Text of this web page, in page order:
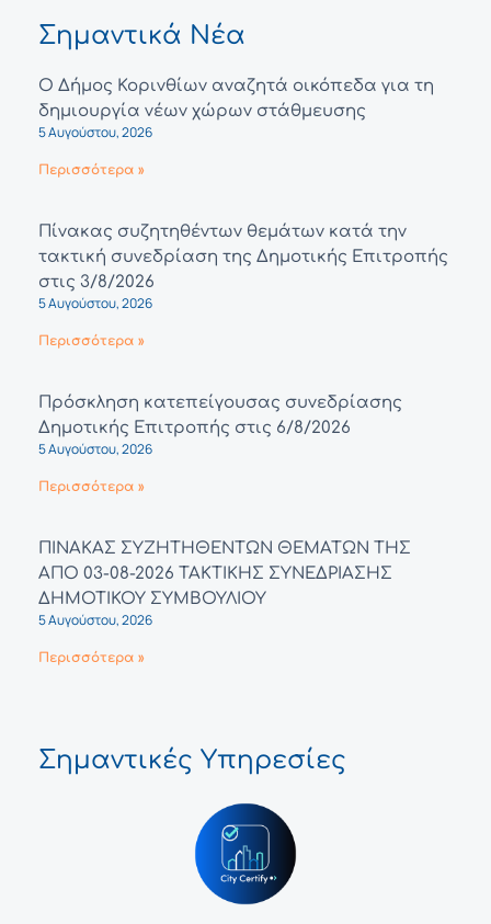
Σημαντικά Νέα
Ο Δήμος Κορινθίων αναζητά οικόπεδα για τη
δημιουργία νέων χώρων στάθμευσης
5 Αυγούστου, 2026
Περισσότερα »
Πίνακας συζητηθέντων θεμάτων κατά την
τακτική συνεδρίαση της Δημοτικής Επιτροπής
στις 3/8/2026
5 Αυγούστου, 2026
Περισσότερα »
Πρόσκληση κατεπείγουσας συνεδρίασης
Δημοτικής Επιτροπής στις 6/8/2026
5 Αυγούστου, 2026
Περισσότερα »
ΠΙΝΑΚΑΣ ΣΥΖΗΤΗΘΕΝΤΩΝ ΘΕΜΑΤΩΝ ΤΗΣ
ΑΠΟ 03-08-2026 ΤΑΚΤΙΚΗΣ ΣΥΝΕΔΡΙΑΣΗΣ
ΔΗΜΟΤΙΚΟΥ ΣΥΜΒΟΥΛΙΟΥ
5 Αυγούστου, 2026
Περισσότερα »
Σημαντικές Υπηρεσίες